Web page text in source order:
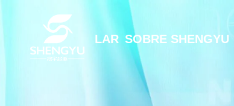
LAR SOBRE SHENGYU